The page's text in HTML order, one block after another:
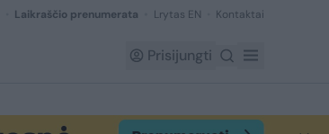
Laikraščio prenumerata Lrytas EN Kontaktai
Prisijungti